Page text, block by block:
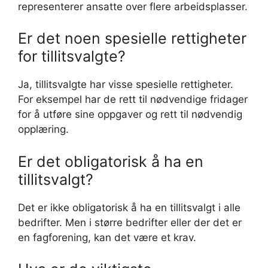
representerer ansatte over flere arbeidsplasser.
Er det noen spesielle rettigheter
for tillitsvalgte?
Ja, tillitsvalgte har visse spesielle rettigheter.
For eksempel har de rett til nødvendige fridager
for å utføre sine oppgaver og rett til nødvendig
opplæring.
Er det obligatorisk å ha en
tillitsvalgt?
Det er ikke obligatorisk å ha en tillitsvalgt i alle
bedrifter. Men i større bedrifter eller der det er
en fagforening, kan det være et krav.